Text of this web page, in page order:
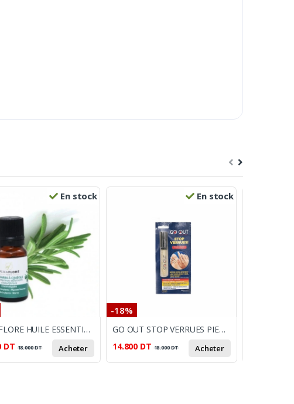
En stock
ALMAFLORE HUILE ESSENTIELLE DE ROMARIN 10ML
DT 18.000DT Acheter
En stock
-18%
GO OUT STOP VERRUES PIEDS ET MAINS
14.800 DT 18.000DT Acheter